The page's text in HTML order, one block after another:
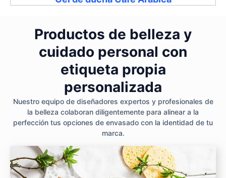
Productos de belleza y
cuidado personal con
etiqueta propia
personalizada
Nuestro equipo de diseñadores expertos y profesionales de
la belleza colaboran diligentemente para alinear a la
perfección tus opciones de envasado con la identidad de tu
marca.